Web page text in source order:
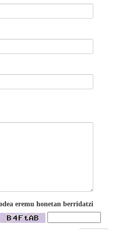
eremu honetan berridatzi